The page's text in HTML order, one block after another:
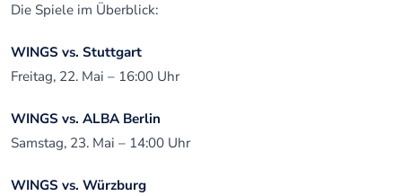
Die Spiele im Überblick:
WINGS vs. Stuttgart
Freitag, 22. Mai – 16:00 Uhr
WINGS vs. ALBA Berlin
Samstag, 23. Mai – 14:00 Uhr
WINGS vs. Würzburg